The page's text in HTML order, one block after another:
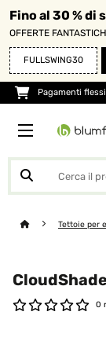
Fino al 30 %
OFFERTE
FULLSWING30
Pagamenti
Tettoie per
0